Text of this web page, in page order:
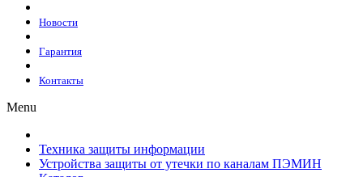
Новости
Гарантия
Контакты
Menu
Техника защиты информации
Устройства защиты от утечки по каналам ПЭМИН